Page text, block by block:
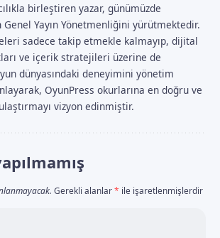
birleştiren yazar, günümüzde
Genel Yayın Yönetmenliğini yürütmektedir.
sadece takip etmekle kalmayıp, dijital
ve içerik stratejileri üzerine de
dünyasındaki deneyimini yönetim
OyunPress okurlarına en doğru ve
vizyon edinmiştir.
Gerekli alanlar* ile işaretlenmişlerdir